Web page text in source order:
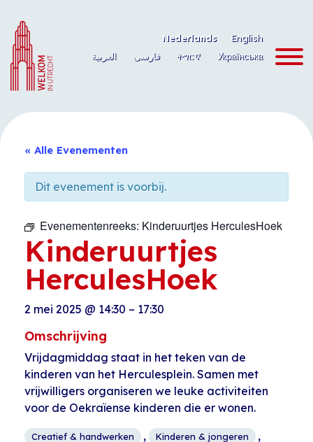
naar
de
inhoud
Nederlands
English
العربية
فارسی ትግርኛ Українська
« Alle Evenementen
Dit evenement is voorbij.
Evenementenreeks: Kinderuurtjes HerculesHoek
Kinderuurtjes
HerculesHoek
2 mei 2025 @ 14:30 – 17:30
Omschrijving
Vrijdagmiddag staat in het teken van de
kinderen van het Herculesplein. Samen met
vrijwilligers organiseren we leuke activiteiten
voor de Oekraïense kinderen die er wonen.
Creatief & handwerken , Kinderen & jongeren ,